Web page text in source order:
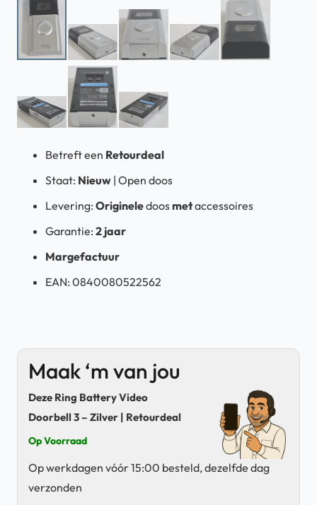
Betreft een Retourdeal
Staat: Nieuw | Open doos
Levering: Origineledoosmetaccessoires
Garantie: 2 jaar
Margefactuur
EAN: 0840080522562
Maak ‘m van jou
Deze Ring Battery Video
Doorbell 3 – Zilver | Retourdeal
Op Voorraad
Op werkdagen vóór 15:00 besteld, dezelfde dag
verzonden